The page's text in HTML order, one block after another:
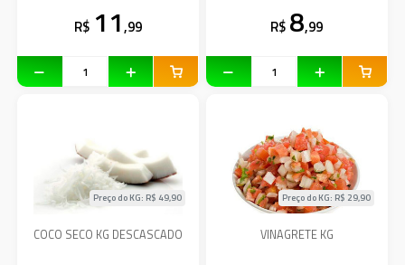
R$ 11,99 R$ 8,99
COCO SECO KG DESCASCADO
Preço do KG: R$ 49,90
VINAGRETE KG
Preço do KG: R$ 29,90